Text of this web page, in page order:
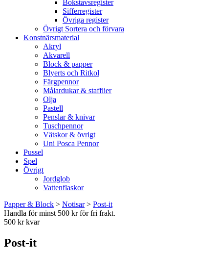
Bokstavsregister
Sifferregister
Övriga register
Övrigt Sortera och förvara
Konstnärsmaterial
Akryl
Akvarell
Block & papper
Blyerts och Ritkol
Färgpennor
Målardukar & stafflier
Olja
Pastell
Penslar & knivar
Tuschpennor
Vätskor & övrigt
Uni Posca Pennor
Pussel
Spel
Övrigt
Jordglob
Vattenflaskor
Papper & Block > Notisar> Post-it
Handla för minst 500 kr för fri frakt.
500 kr kvar
Post-it